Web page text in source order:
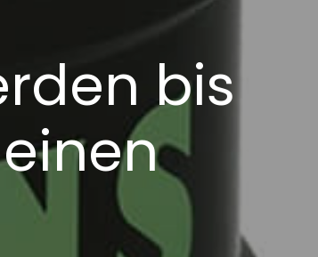
bis